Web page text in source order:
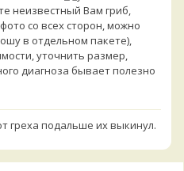
неизвестный Вам гриб,
со всех сторон, можно
в отдельном пакете),
уточнить размер,
диагноза бывает полезно
греха подальше их выкинул.